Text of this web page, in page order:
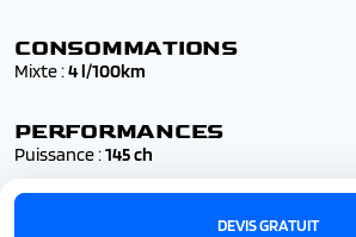
CONSOMMATIONS
Mixte :4 l/100km
PERFORMANCES
Puissance :145 ch
DEVIS GRATUIT